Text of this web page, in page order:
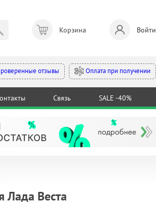
Корзина Войти
отзывы Оплата при получении
Связь SALE -40%
Лада Веста